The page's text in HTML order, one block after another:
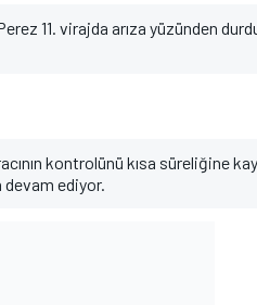
11. virajda arıza yüzünden
kontrolünü kısa süreliğine
ediyor.